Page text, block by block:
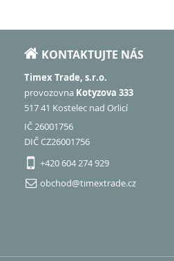
KONTAKTUJTE NÁS
Timex Trade, s.r.o.
provozovna Kotyzova 333
517 41 Kostelec nad Orlicí
IČ 26001756
DIČ CZ26001756
+420 604 274 929
obchod@timextrade.cz